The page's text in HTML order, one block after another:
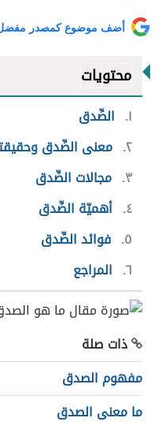
أضف موضوع كمصدر
محتويات
١
الصِّدق
٢ معنى الصِّدق
٣ مجالات الصِّدق
٤ أهميّة الصِّدق
٥ فوائد الصِّدق
٦ المراجع
ذات صلة
مفهوم الصدق
ما معنى الصدق